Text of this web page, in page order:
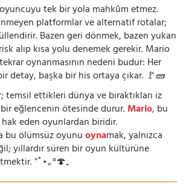
tek bir yola mahkûm etmez.
platformlar ve alternatif rotalar;
Bazen geri dönmek, bazen yukarı
alıp kısa yolu denemek gerekir. Mario
oynanmasının nedeni budur: Her
detay, başka bir his ortaya çıkar. 🚩🧱
temsil ettikleri dünya ve bıraktıkları iz
eğlencenin ötesinde durur.Mario, bu
eden oyunlardan biridir.
bu ölümsüz oyunuoynamak, yalnızca
yıllardır süren bir oyun kültürüne
⁺˚⋆｡°🍄₊